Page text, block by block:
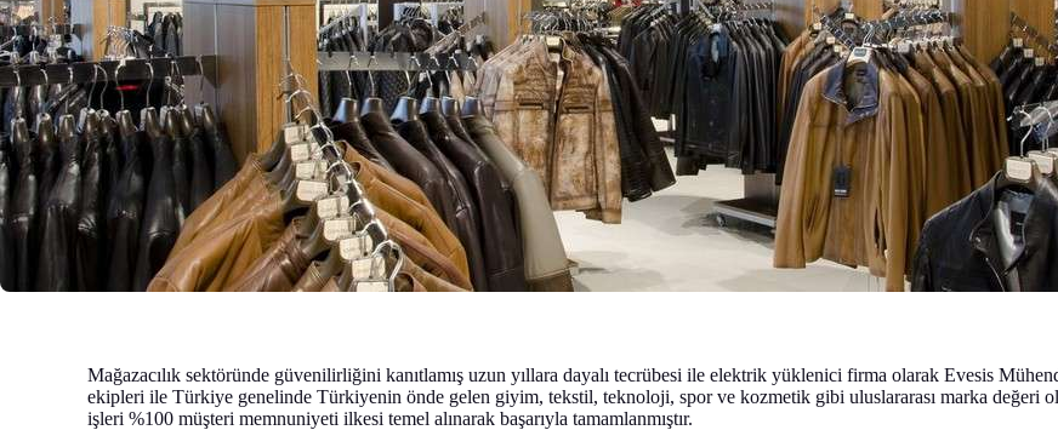
Mağazacılık sektöründe güvenilirliğini kanıtlamış uzun yıllara dayalı tecrübesi ile elektrik yüklenici firma olarak Evesis
ekipleri ile Türkiye genelinde Türkiyenin önde gelen giyim, tekstil, teknoloji, spor ve kozmetik gibi uluslararası marka değeri
işleri %100 müşteri memnuniyeti ilkesi temel alınarak başarıyla tamamlanmıştır.